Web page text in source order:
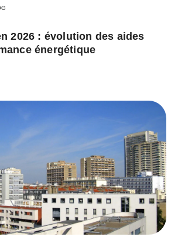
2026 : évolution des aides
énergétique